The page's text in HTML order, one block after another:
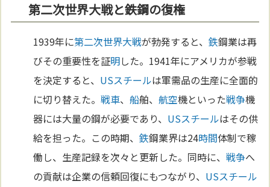
第二次世界大戦と鉄鋼の復権
1939年に第二次世界大戦が勃発すると、鉄鋼業は再
びその重要性を証明した。1941年にアメリカが参戦
を決定すると、 USスチールは軍需品の生産に全面的
に切り替えた。戦車、船舶、航空機といった戦争機
器には大量の鋼が必要であり、 USスチールはその供
給を担った。この時期、鉄鋼業界は24時間体制で稼
働し、生産記録を次々と更新した。同時に、戦争へ
の貢献は企業の信頼回復にもつながり、 USスチール